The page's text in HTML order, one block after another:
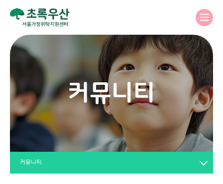
커뮤니티
커뮤니티